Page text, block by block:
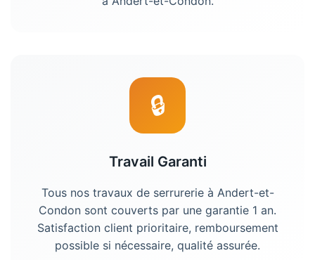
🔒
Travail Garanti
Tous nos travaux de serrurerie à Andert-et-
Condon sont couverts par une garantie 1 an.
Satisfaction client prioritaire, remboursement
possible si nécessaire, qualité assurée.